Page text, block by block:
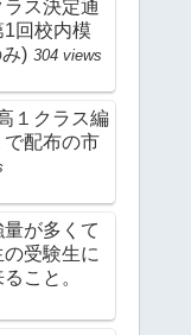
ス決定通
回校内模
) 304 views
１クラス編
で配布の市
が多くて
受験生に
こと。